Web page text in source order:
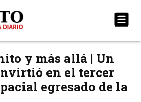
y más allá | Un
en el tercer
egresado de la